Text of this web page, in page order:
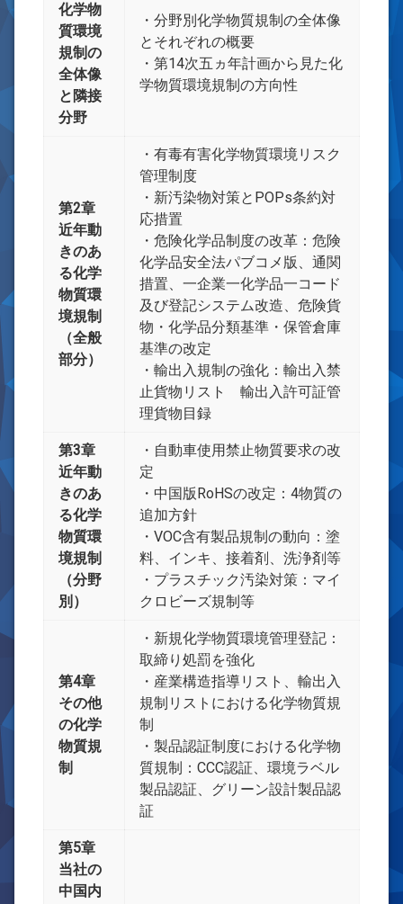
化学物
質環境
規制の
全体像
と隣接
分野
・分野別化学物質規制の全体像
とそれぞれの概要
・第14次五ヵ年計画から見た化
学物質環境規制の方向性
第2章
近年動
きのあ
る化学
物質環
境規制
（全般
部分）
・有毒有害化学物質環境リスク
管理制度
・新汚染物対策とPOPs条約対
応措置
・危険化学品制度の改革：危険
化学品安全法パブコメ版、通関
措置、一企業一化学品一コード
及び登記システム改造、危険貨
物・化学品分類基準・保管倉庫
基準の改定
・輸出入規制の強化：輸出入禁
止貨物リスト 輸出入許可証管
理貨物目録
第3章
近年動
きのあ
る化学
物質環
境規制
（分野
別）
・自動車使用禁止物質要求の改
定
・中国版RoHSの改定：4物質の
追加方針
・VOC含有製品規制の動向：塗
料、インキ、接着剤、洗浄剤等
・プラスチック汚染対策：マイ
クロビーズ規制等
第4章
その他
の化学
物質規
制
・新規化学物質環境管理登記：
取締り処罰を強化
・産業構造指導リスト、輸出入
規制リストにおける化学物質規
制
・製品認証制度における化学物
質規制：CCC認証、環境ラベル
製品認証、グリーン設計製品認
証
第5章
当社の
中国内